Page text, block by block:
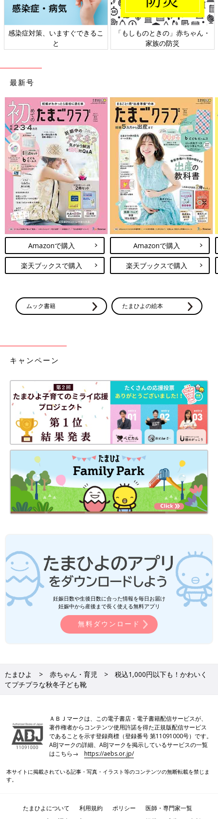
H&Mのベビー、キッズラインでは、個性的なア
ニマル柄が大人気！この秋冬も、超おしゃれで
かわいいアニマルアイテムがたくさん登場して
いるようです。今回は、おしゃれママ達がゲッ
トした、最新アニマル柄子ども服をご紹介しま
す♪
いかがでしたか？普段使いしやすいものから、おでかけにぴった
くさんありましたね。気に入った方は、ぜひ各お店でもチェック
してみてください♪
(文・田中いづみ)
※記事内容でご紹介している投稿、リンク先は、削除される場合
があります。あらかじめご了承ください。
※記事の内容は記載当時の情報であり、現在と異なる場合があり
ます。
※記事内の価格はすべて税込み、2021年10月時点のものです。
感染症対策、いますぐできるこ
と
「もしものときの」赤ちゃん・
家族の防災
最新号
Amazonで購入
楽天ブックスで購入
Amazonで購入
楽天ブックスで購入
ムック書籍 たまひよの絵本
キャンペーン
妊娠日数や生後日数に合った情報を毎日お届け
妊娠中から産後まで長く使える無料アプリ
無料ダウンロード
たまひよ 赤ちゃん・育児
税込1,000円以下も！かわいく
てプチプラな秋冬子ども靴
ＡＢＪマークは、この電子書店・電子書籍配信サービスが、
著作権者からコンテンツ使用許諾を得た正規版配信サービス
であることを示す登録商標（登録番号 第11091000号）です。
ABJマークの詳細、ABJマークを掲示しているサービスの一覧
はこちら→https://aebs.or.jp/
本サイトに掲載されている記事・写真・イラスト等のコンテンツの無断転載を禁じま
す。
たまひよについて 利用規約 ポリシー
医師・専門家一覧